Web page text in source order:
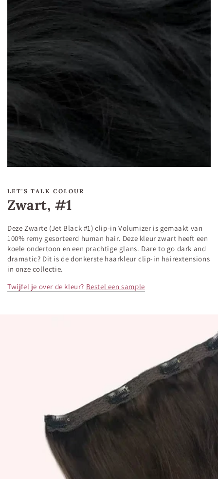
LET'S TALK COLOUR
Zwart, #1
Deze Zwarte (Jet Black #1) clip-in Volumizer is gemaakt van
100% remy gesorteerd human hair. Deze kleur zwart heeft een
koele ondertoon en een prachtige glans. Dare to go dark and
dramatic? Dit is de donkerste haarkleur clip-in hairextensions
in onze collectie.
Twijfel je over de kleur? Bestel een sample